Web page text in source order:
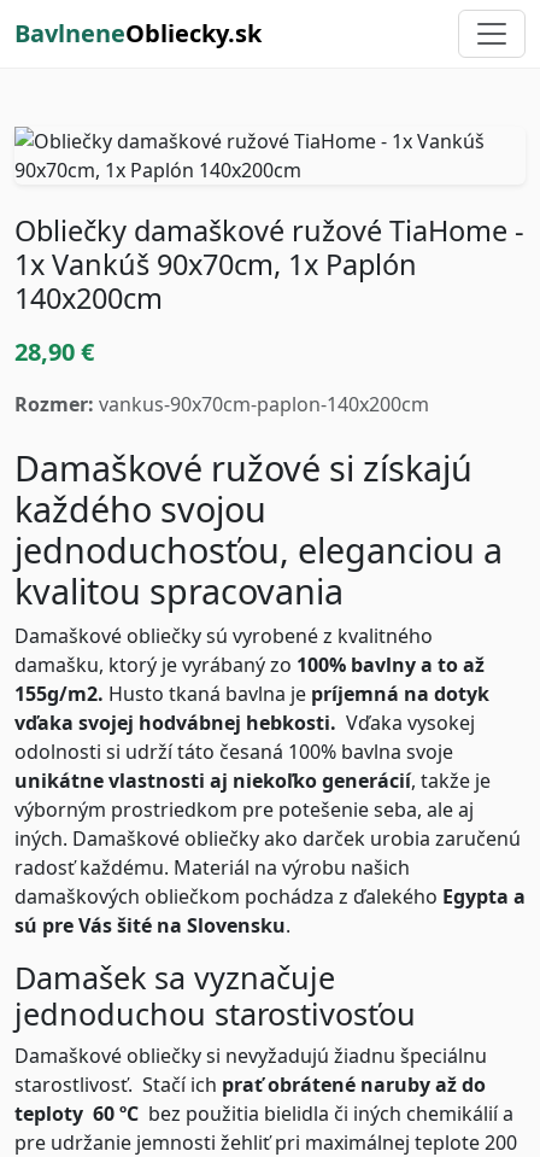
BavlneneObliecky.sk
Obliečky damaškové ružové TiaHome -
1x Vankúš 90x70cm, 1x Paplón
140x200cm
28,90 €
Rozmer: vankus-90x70cm-paplon-140x200cm
Damaškové ružové si získajú
každého svojou
jednoduchosťou, eleganciou a
kvalitou spracovania
Damaškové obliečky sú vyrobené z kvalitného
damašku, ktorý je vyrábaný zo 100% bavlny a to až
155g/m2. Husto tkaná bavlna je príjemná na dotyk
vďaka svojej hodvábnej hebkosti. Vďaka vysokej
odolnosti si udrží táto česaná 100% bavlna svoje
unikátne vlastnosti aj niekoľko generácií, takže je
výborným prostriedkom pre potešenie seba, ale aj
iných. Damaškové obliečky ako darček urobia zaručenú
radosť každému. Materiál na výrobu našich
damaškových obliečkom pochádza z ďalekého Egypta a
sú pre Vás šité na Slovensku.
Damašek sa vyznačuje
jednoduchou starostivosťou
Damaškové obliečky si nevyžadujú žiadnu špeciálnu
starostlivosť. Stačí ich prať obrátené naruby až do
teploty 60 ºC bez použitia bielidla či iných chemikálií a
pre udržanie jemnosti žehliť pri maximálnej teplote 200